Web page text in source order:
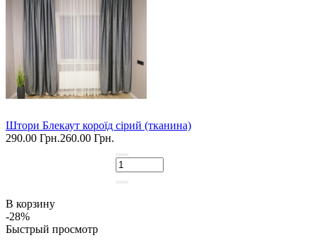
Штори Блекаут короїд сірий (тканина)
290.00 Грн.260.00 Грн.
В корзину
-28%
Быстрый просмотр